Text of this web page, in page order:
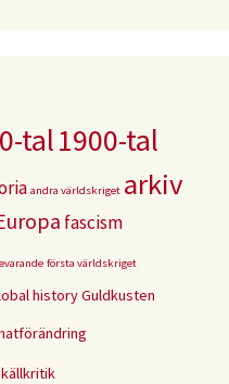
tal1900-tal
andra världskriget arkiv
fascism
första världskriget
historyGuldkusten
källkritik